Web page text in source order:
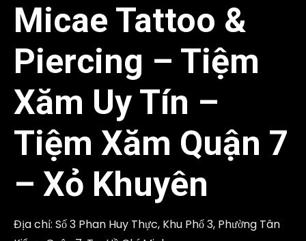
Micae Tattoo &
Piercing – Tiệm
Xăm Uy Tín –
Tiệm Xăm Quận 7
– Xỏ Khuyên
Địa chỉ: Số 3 Phan Huy Thực, Khu Phố 3, Phường Tân